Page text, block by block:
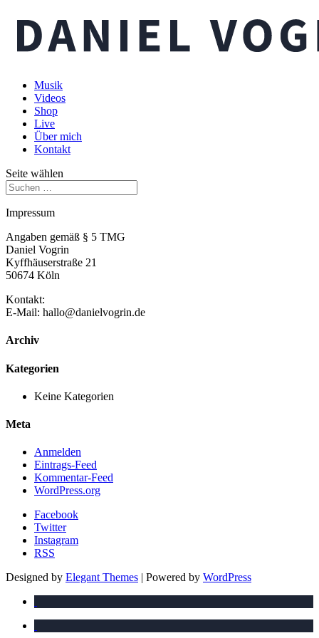
Musik
Videos
Shop
Live
Über mich
Kontakt
Seite wählen
Impressum
Angaben gemäß § 5 TMG
Daniel Vogrin
Kyffhäuserstraße 21
50674 Köln
Kontakt:
E-Mail: hallo@danielvogrin.de
Archiv
Kategorien
Keine Kategorien
Meta
Anmelden
Eintrags-Feed
Kommentar-Feed
WordPress.org
Facebook
Twitter
Instagram
RSS
Designed by Elegant Themes | Powered by WordPress